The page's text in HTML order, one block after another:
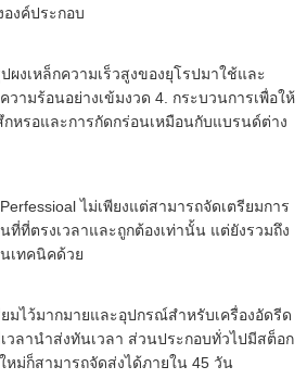
งค์ประกอบ
ผงเหล็กความเร็วสูงของยุโรปมาใช้และ
วามร้อนอย่างเข้มงวด 4. กระบวนการเพื่อให้
หรอและการกัดกร่อนเหมือนกับแบรนด์ต่าง
ไม่เพียงแต่สามารถจัดเตรียมการ
ที่ที่ตรงเวลาและถูกต้องเท่านั้น แต่ยังรวมถึง
เทคนิคด้วย
มไว้มากมายและอุปกรณ์สำหรับเครื่องอัดรีด
วลานำส่งทันเวลา ส่วนประกอบทั่วไปมีสต็อก
หม่ก็สามารถจัดส่งได้ภายใน 45 วัน